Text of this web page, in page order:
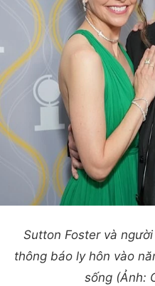
Sutton Foster và
thông báo ly hôn vào
sống (Ảnh: